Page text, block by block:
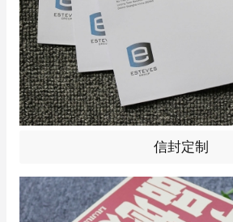
信封定制